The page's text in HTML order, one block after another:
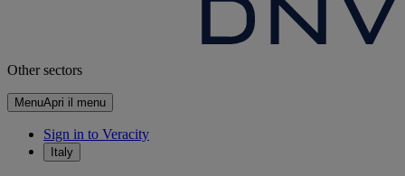
Other sectors
MenuApri il menu
Sign in to Veracity
Italy